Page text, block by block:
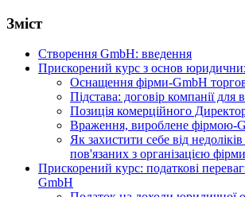
Зміст
Створення GmbH: введення
Прискорений курс з основ
Оснащення фірми-GmbH
Підстава: договір компанії для
Позиція комерційного
Враження, вироблене фірмою-
Як захистити себе від недоліків
пов'язаних з організацією
Прискорений курс: податкові
GmbH